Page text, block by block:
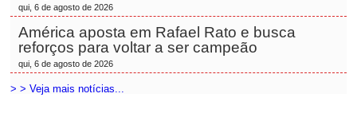
qui, 6 de agosto de 2026
América aposta em Rafael Rato e busca
reforços para voltar a ser campeão
qui, 6 de agosto de 2026
> > Veja mais notícias...